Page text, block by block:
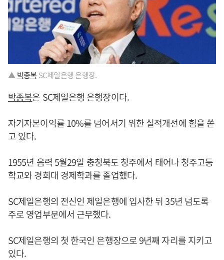
▲ 박종복 SC제일은행 은행장.
박종복은 SC제일은행 은행장이다.
자기자본이익률 10%를 넘어서기 위한 실적개선에 힘을 쏟
고 있다.
1955년 음력 5월29일 충청북도 청주에서 태어나 청주고등
학교와 경희대 경제학과를 졸업했다.
SC제일은행의 전신인 제일은행에 입사한 뒤 35년 넘도록
주로 영업부문에서 근무했다.
SC제일은행의 첫 한국인 은행장으로 9년째 자리를 지키고
있다.